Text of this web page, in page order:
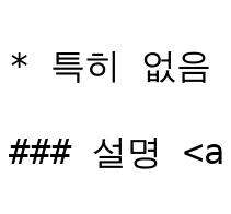
* 특히 없음
### 설명